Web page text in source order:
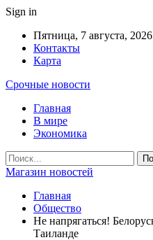
Sign in
Пятница, 7 августа, 2026
Контакты
Карта
Срочные новости
Главная
В мире
Экономика
Магазин новостей
Главная
Общество
Не напрягаться!
Таиланде